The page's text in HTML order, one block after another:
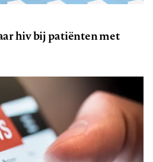
hiv bij patiënten met